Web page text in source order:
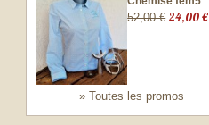
52,00 € 24,00 €
» Toutes les promos